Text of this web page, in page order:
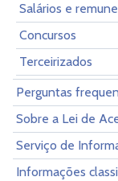
Salários e
Concursos
Terceirizados
Perguntas
Sobre a Lei de
Serviço de
Informações